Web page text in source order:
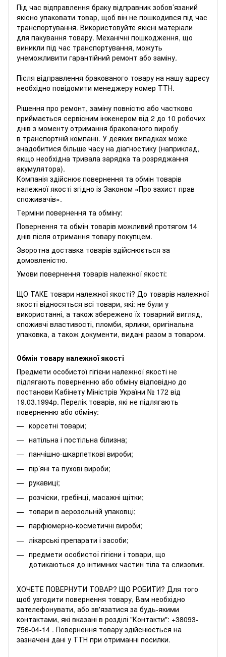
Під час відправлення браку відправник зобов’язаний
якісно упаковати товар, щоб він не пошкодився під час
транспортування. Використовуйте якісні матеріали
для пакування товару. Механічні пошкодження, що
виникли під час транспортування, можуть
унеможливити гарантійний ремонт або заміну.
Після відправлення бракованого товару на нашу адресу
необхідно повідомити менеджеру номер ТТН.
Рішення про ремонт, заміну повністю або частково
приймається сервісним інженером від 2 до 10 робочих
днів з моменту отримання бракованого виробу
в транспортній компанії. У деяких випадках може
знадобитися більше часу на діагностику (наприклад,
якщо необхідна тривала зарядка та розряджання
акумулятора).
Компанія здійснює повернення та обмін товарів
належної якості згідно із Законом «Про захист прав
споживачів».
Терміни повернення та обміну:
Повернення та обмін товарів можливий протягом 14
днів після отримання товару покупцем.
Зворотна доставка товарів здійснюється за
домовленістю.
Умови повернення товарів належної якості:
ЩО ТАКЕ товари належної якості? До товарів належної
якості відносяться всі товари, які: не були у
використанні, а також збережено їх товарний вигляд,
споживчі властивості, пломби, ярлики, оригінальна
упаковка, а також документи, видані разом з товаром.
Обмін товару належної якості
Предмети особистої гігієни належної якості не
підлягають поверненню або обміну відповідно до
постанови Кабінету Міністрів України № 172 від
19.03.1994р. Перелік товарів, які не підлягають
поверненню або обміну:
корсетні товари;
натільна і постільна білизна;
панчішно-шкарпеткові вироби;
пір’яні та пухові вироби;
рукавиці;
розчіски, гребінці, масажні щітки;
товари в аерозольній упаковці;
парфюмерно-косметичні вироби;
лікарські препарати і засоби;
предмети особистої гігієни і товари, що
дотикаються до інтимних частин тіла та слизових.
ХОЧЕТЕ ПОВЕРНУТИ ТОВАР? ЩО РОБИТИ? Для того
щоб узгодити повернення товару, Вам необхідно
зателефонувати, або зв'язатися за будь-якими
контактами, які вказані в розділі "Контакти": +38093-
756-04-14 . Повернення товару здійснюється на
зазначені дані у ТТН при отриманні посилки.